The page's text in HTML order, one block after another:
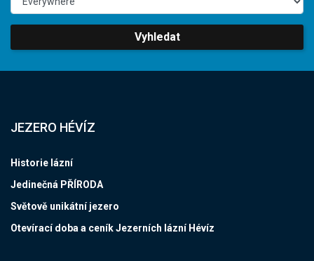
Vyhledat
JEZERO HÉVÍZ
Historie lázní
Jedinečná PŘÍRODA
Světově unikátní jezero
Otevírací doba a ceník Jezerních lázní Hévíz